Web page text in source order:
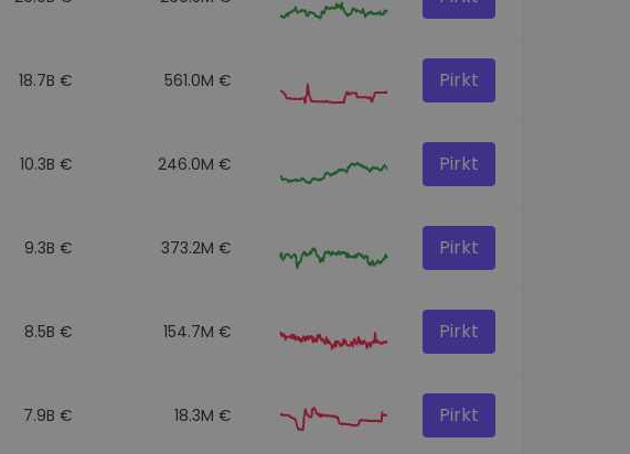
18.7B € 561.0M € Pirkt
10.3B € 246.0M € Pirkt
9.3B € 373.2M € Pirkt
8.5B € 154.7M € Pirkt
7.9B € 18.3M € Pirkt